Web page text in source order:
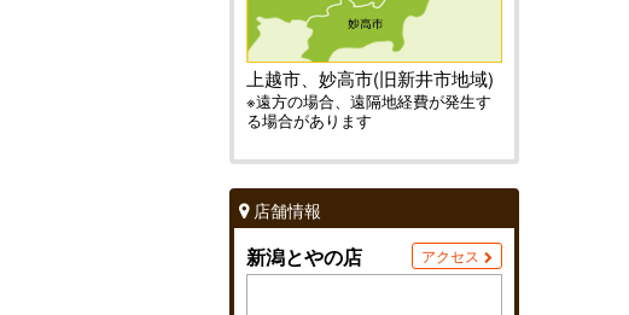
上越市、妙高市(旧新井市地域)
※遠方の場合、遠隔地経費が発生す
る場合があります
店舗情報
新潟とやの店 アクセス